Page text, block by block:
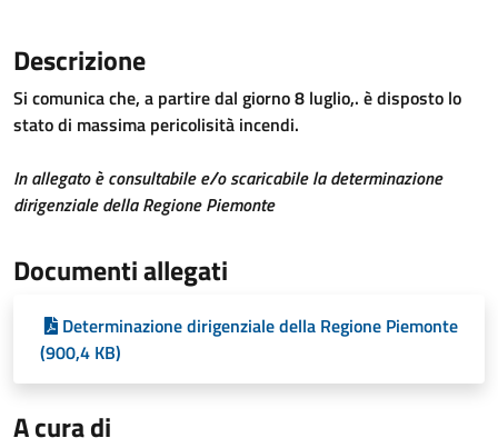
Descrizione
Si comunica che, a partire dal giorno 8 luglio,. è disposto lo
stato di massima pericolisità incendi.
In allegato è consultabile e/o scaricabile la determinazione
dirigenziale della Regione Piemonte
Documenti allegati
Determinazione dirigenziale della Regione Piemonte
(900,4 KB)
A cura di